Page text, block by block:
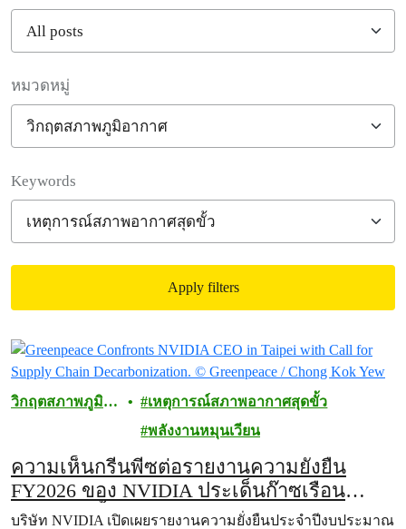
หมวดหมู่
Keywords
Apply filters
Filtered results
วิกฤตสภาพภูมิ
เหตุการณ์สภาพอากาศสุดขั้ว
พลังงานหมุนเวียน
ความเห็นกรีนพีซต่อรายงานความยั่งยืน
FY2026 ของ NVIDIA ประเด็นก๊าซเรือน
กระจกพุ่งขึ้นเกือบสามเท่าจากปี 2024
บริษัท NVIDIA เปิดเผยรายงานความยั่งยืนประจำปีงบประมาณ